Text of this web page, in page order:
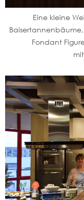
Eine kleine
Fondant